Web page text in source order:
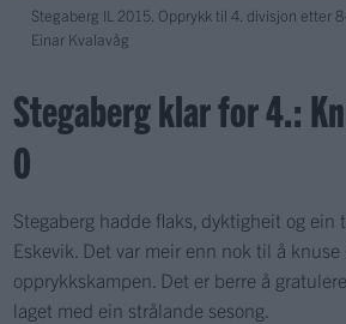
Stegaberg IL 2015. Opprykk til 4. divisjon etter
Einar Kvalavåg
Stegaberg klar for 4.:
0
Stegaberg hadde flaks, dyktigheit og ein
Eskevik. Det var meir enn nok til å
opprykkskampen. Det er berre å
laget med ein strålande sesong.